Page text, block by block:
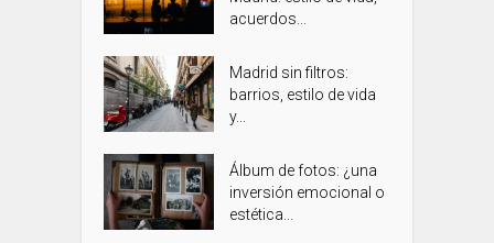
acuerdos...
Madrid sin filtros:
barrios, estilo de vida
y...
Álbum de fotos: ¿una
inversión emocional o
estética...